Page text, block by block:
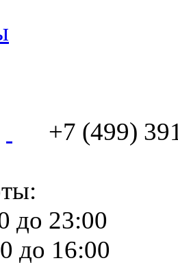
+7 (499)
до 23:00
до 16:00